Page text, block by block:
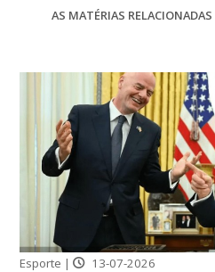
AS MATÉRIAS
Esporte | 13-07-2026